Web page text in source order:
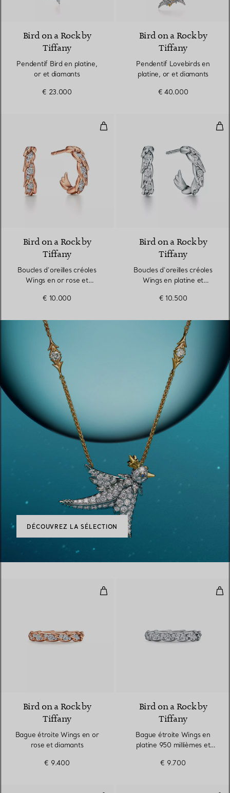
Bird on a Rock by
Tiffany
Pendentif Bird en platine,
or et diamants
€ 23.000
Bird on a Rock by
Tiffany
Pendentif Lovebirds en
platine, or et diamants
€ 40.000
Boucles d’oreilles créoles
Bird on a Rock by
Tiffany
Boucles d’oreilles créoles
Wings en or rose et
€ 10.000
Bird on a Rock by
Tiffany
Boucles d’oreilles créoles
Wings en platine et
€ 10.500
DÉCOUVREZ LA SÉLECTION
Bague étroite Wings en or rose
Bird on a Rock by
Tiffany
Bague étroite Wings en or
rose et diamants
€ 9.400
Bird on a Rock by
Tiffany
Bague étroite Wings en
platine 950 millièmes et
€ 9.700